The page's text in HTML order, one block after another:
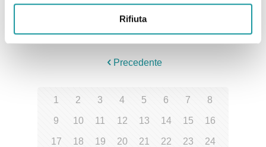
Rifiuta
Precedente
1 2 3 4 5 6 7 8
9 10 11 12 13 14 15 16
17 18 19 20 21 22 23 24